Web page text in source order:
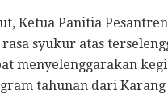
Ketua Panitia
syukur atas
menyelenggarakan
tahunan dari